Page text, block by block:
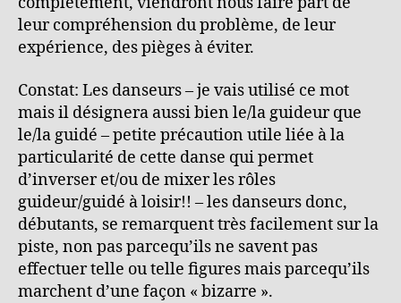
leur compréhension du problème, de leur
expérience, des pièges à éviter.
Constat: Les danseurs – je vais utilisé ce mot
mais il désignera aussi bien le/la guideur que
le/la guidé – petite précaution utile liée à la
particularité de cette danse qui permet
d’inverser et/ou de mixer les rôles
guideur/guidé à loisir!! – les danseurs donc,
débutants, se remarquent très facilement sur la
piste, non pas parcequ’ils ne savent pas
effectuer telle ou telle figures mais parcequ’ils
marchent d’une façon « bizarre ».